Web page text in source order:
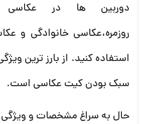
دوربین ها در عکاسی
روزمره،عکاسی خانوادگی و
استفاده کنید. از بارز ترین
سبک بودن کیت عکاسی است.
حال به سراغ مشخصات و ویژگی